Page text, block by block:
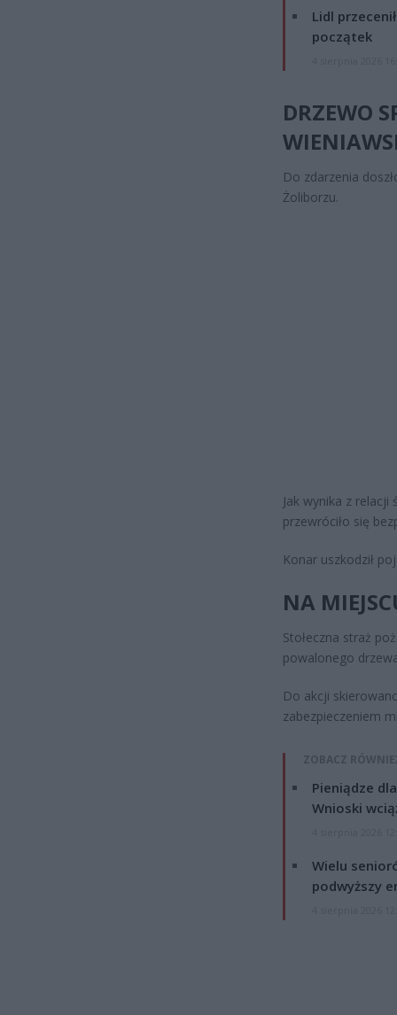
Lidl
początek
DRZEWO
Do zdarzenia
Żoliborzu.
Jak wynika z
przewróciło się
Konar uszkodził
NA
Stołeczna straż
powalonego
Do akcji
zabezpieczeniem
ZOBACZ
Pieniądze
Wnioski
Wielu
podwyższy